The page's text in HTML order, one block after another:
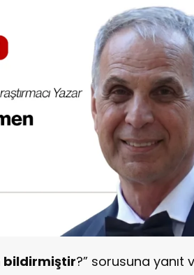
bildirmiştir?” sorusuna yanıt